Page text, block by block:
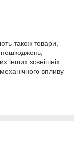
також товари,
інших зовнішніх
впливу